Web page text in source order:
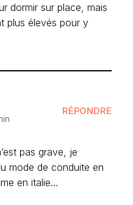
dormir sur place, mais
plus élevés pour y
RÉPONDRE
pas grave, je
mode de conduite en
en italie…